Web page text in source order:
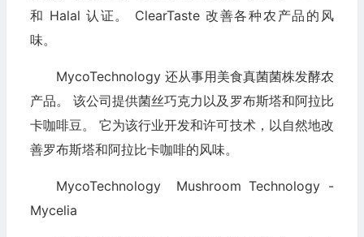
和 Halal 认证。 ClearTaste 改善各种农产品的风
味。
MycoTechnology 还从事用美食真菌菌株发酵农
产品。 该公司提供菌丝巧克力以及罗布斯塔和阿拉比
卡咖啡豆。 它为该行业开发和许可技术，以自然地改
善罗布斯塔和阿拉比卡咖啡的风味。
MycoTechnology Mushroom Technology -
Mycelia